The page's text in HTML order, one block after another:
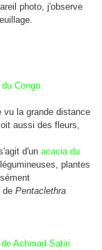
photo, j'observe
Congo
la grande distance
aussi des fleurs,
d'un acacia du
plantes
de Pentaclethra
Achmad Satiri